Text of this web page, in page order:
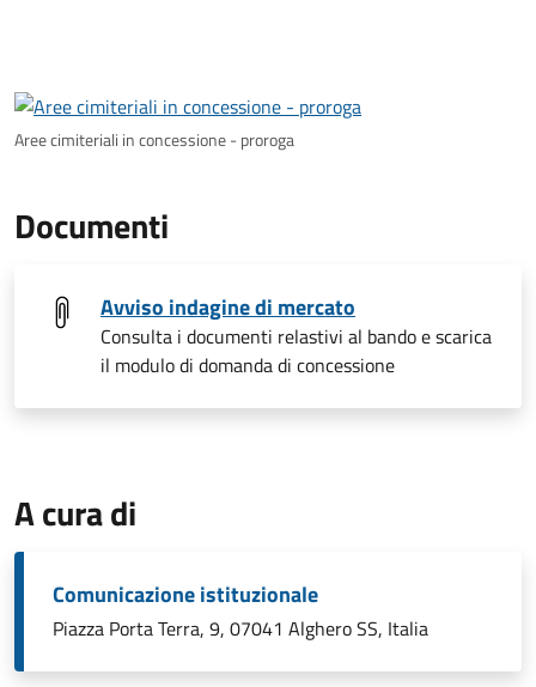
Aree cimiteriali in concessione - proroga
Documenti
Avviso indagine di mercato
Consulta i documenti relastivi al bando e scarica
il modulo di domanda di concessione
A cura di
Comunicazione istituzionale
Piazza Porta Terra, 9, 07041 Alghero SS, Italia